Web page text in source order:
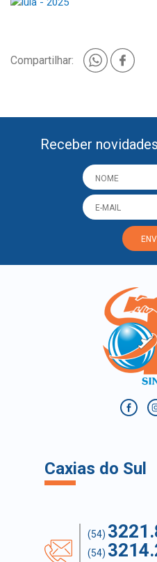
Compartilhar:
Receber
Caxias do Sul
(54)
(54)